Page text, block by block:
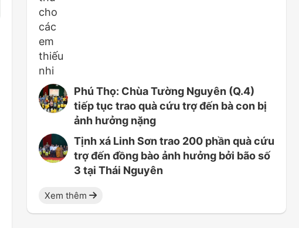
Phú Thọ: Chùa Tường Nguyên (Q.4)
tiếp tục trao quà cứu trợ đến bà con bị
ảnh hưởng nặng
Tịnh xá Linh Sơn trao 200 phần quà cứu
trợ đến đồng bào ảnh hưởng bởi bão số
3 tại Thái Nguyên
Xem thêm